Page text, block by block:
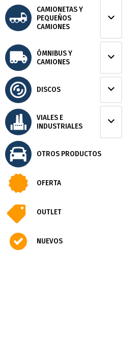
CAMIONETAS Y
PEQUEÑOS
CAMIONES
ÓMNIBUS Y
CAMIONES
DISCOS
VIALES E
INDUSTRIALES
OTROS PRODUCTOS
OFERTA
OUTLET
NUEVOS